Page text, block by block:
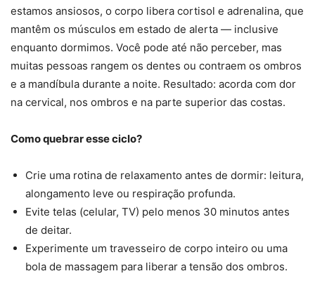
estamos ansiosos, o corpo libera cortisol e adrenalina, que
mantêm os músculos em estado de alerta — inclusive
enquanto dormimos. Você pode até não perceber, mas
muitas pessoas rangem os dentes ou contraem os ombros
e a mandíbula durante a noite. Resultado: acorda com dor
na cervical, nos ombros e na parte superior das costas.
Como quebrar esse ciclo?
Crie uma rotina de relaxamento antes de dormir: leitura,
alongamento leve ou respiração profunda.
Evite telas (celular, TV) pelo menos 30 minutos antes
de deitar.
Experimente um travesseiro de corpo inteiro ou uma
bola de massagem para liberar a tensão dos ombros.